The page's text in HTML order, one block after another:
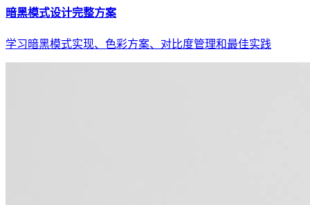
暗黑模式设计完整方案
学习暗黑模式实现、色彩方案、对比度管理和最佳实践